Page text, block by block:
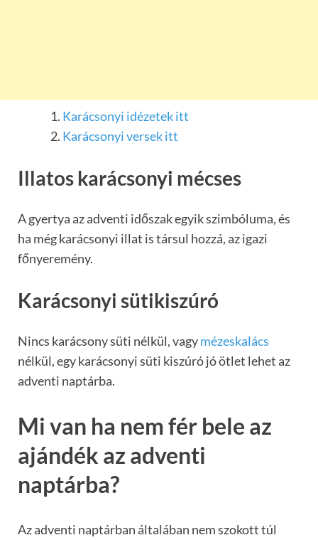
Karácsonyi idézetek itt
Karácsonyi versek itt
Illatos karácsonyi mécses
A gyertya az adventi időszak egyik szimbóluma, és
ha még karácsonyi illat is társul hozzá, az igazi
főnyeremény.
Karácsonyi sütikiszúró
Nincs karácsony süti nélkül, vagymézeskalács
nélkül, egy karácsonyi süti kiszúró jó ötlet lehet az
adventi naptárba.
Mi van ha nem fér bele az
ajándék az adventi
naptárba?
Az adventi naptárban általában nem szokott túl